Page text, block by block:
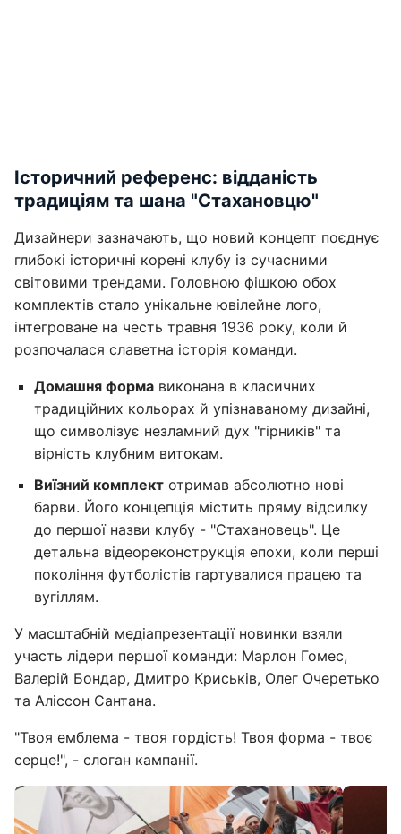
Історичний референс: відданість
традиціям та шана "Стахановцю"
Дизайнери зазначають, що новий концепт поєднує
глибокі історичні корені клубу із сучасними
світовими трендами. Головною фішкою обох
комплектів стало унікальне ювілейне лого,
інтегроване на честь травня 1936 року, коли й
розпочалася славетна історія команди.
Домашня форма виконана в класичних
традиційних кольорах й упізнаваному дизайні,
що символізує незламний дух "гірників" та
вірність клубним витокам.
Виїзний комплект отримав абсолютно нові
барви. Його концепція містить пряму відсилку
до першої назви клубу - "Стахановець". Це
детальна відеореконструкція епохи, коли перші
покоління футболістів гартувалися працею та
вугіллям.
У масштабній медіапрезентації новинки взяли
участь лідери першої команди: Марлон Гомес,
Валерій Бондар, Дмитро Криськів, Олег Очеретько
та Аліссон Сантана.
"Твоя емблема - твоя гордість! Твоя форма - твоє
серце!", - слоган кампанії.